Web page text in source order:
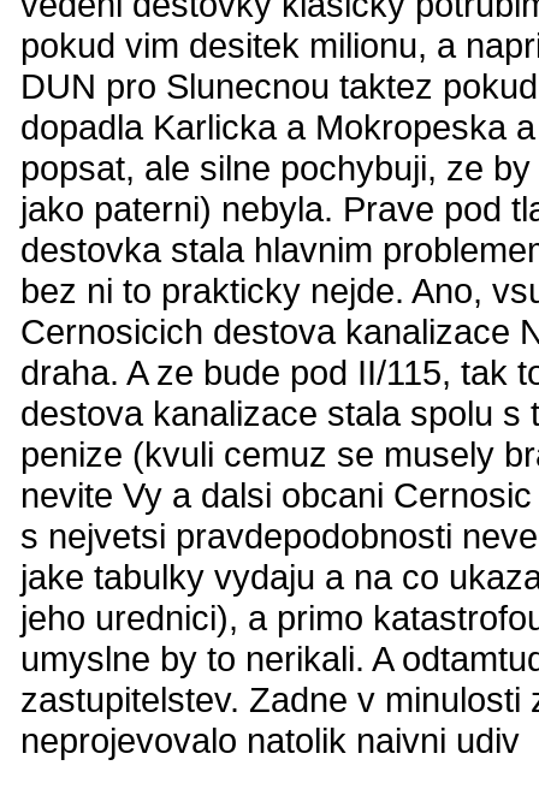
pokud vim desitek milionu, a
DUN pro Slunecnou taktez
dopadla Karlicka a Mokropeska
popsat, ale silne pochybuji, ze
jako paterni) nebyla. Prave pod
destovka stala hlavnim
bez ni to prakticky nejde. Ano,
Cernosicich destova kanalizace
draha. A ze bude pod II/115, tak
destova kanalizace stala spolu
penize (kvuli cemuz se musely
nevite Vy a dalsi obcani
s nejvetsi pravdepodobnosti
jake tabulky vydaju a na co
jeho urednici), a primo
umyslne by to nerikali. A
zastupitelstev. Zadne v
neprojevovalo natolik naivni udiv